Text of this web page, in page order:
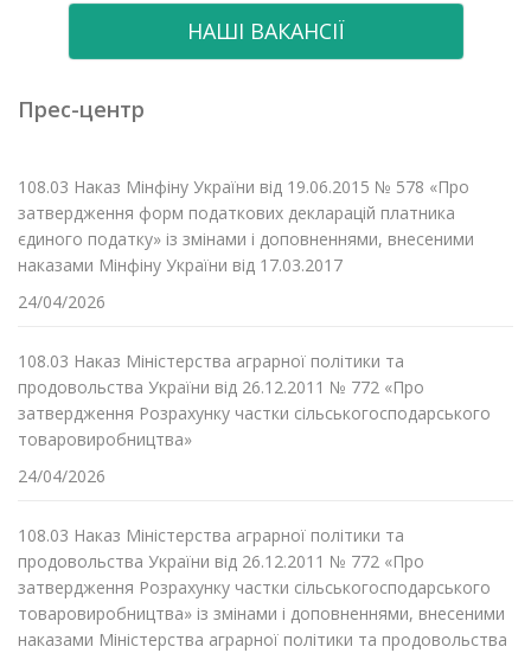
НАШІ ВАКАНСІЇ
Прес-центр
108.03 Наказ Мінфіну України від 19.06.2015 № 578 «Про
затвердження форм податкових декларацій платника
єдиного податку» із змінами і доповненнями, внесеними
наказами Мінфіну України від 17.03.2017
24/04/2026
108.03 Наказ Міністерства аграрної політики та
продовольства України від 26.12.2011 № 772 «Про
затвердження Розрахунку частки сільськогосподарського
товаровиробництва»
24/04/2026
108.03 Наказ Міністерства аграрної політики та
продовольства України від 26.12.2011 № 772 «Про
затвердження Розрахунку частки сільськогосподарського
товаровиробництва» із змінами і доповненнями, внесеними
наказами Міністерства аграрної політики та продовольства